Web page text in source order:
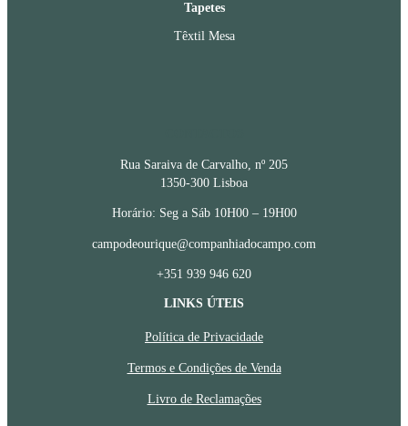
Tapetes
Têxtil Mesa
LINKS ÚTEIS
Política de Privacidade
Termos e Condições de Venda
Livro de Reclamações
Rua Saraiva de Carvalho, nº 205
1350-300 Lisboa
Horário: Seg a Sáb 10H00 – 19H00
campodeourique@companhiadocampo.com
+351 939 946 620